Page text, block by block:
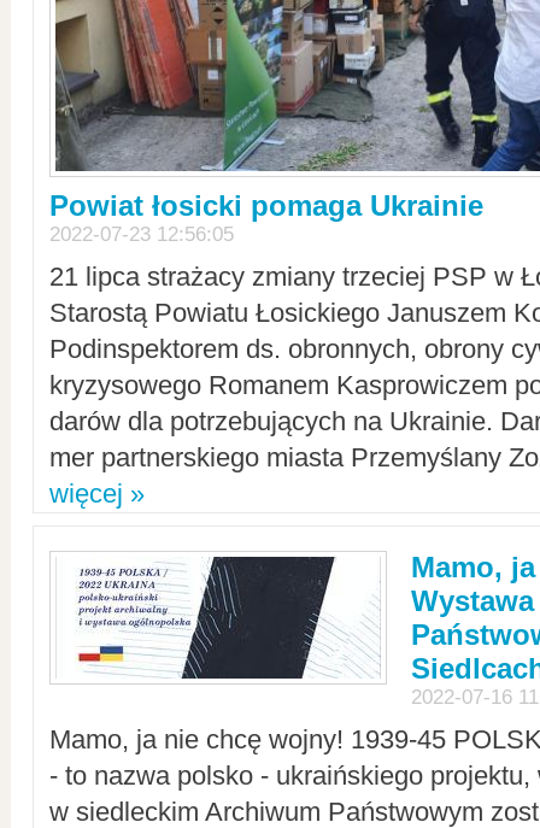
Powiat łosicki pomaga Ukrainie
2022-07-23 12:56:05
21 lipca strażacy zmiany trzeciej PSP w
Starostą Powiatu Łosickiego Januszem
Podinspektorem ds. obronnych, obrony
kryzysowego Romanem Kasprowiczem
darów dla potrzebujących na Ukrainie.
mer partnerskiego miasta Przemyślany
więcej »
Mamo,
2022-07-16
Mamo, ja nie chcę wojny! 1939-45
- to nazwa polsko - ukraińskiego
w siedleckim Archiwum Państwowym